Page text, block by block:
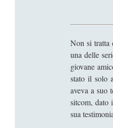
Non si tratta
una delle
giovane
stato il solo
aveva a suo
sitcom, dato
sua